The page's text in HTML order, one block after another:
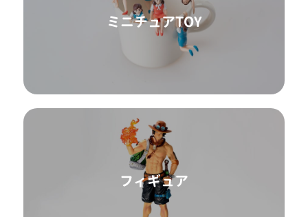
ミニチュアTOY
フィギュア